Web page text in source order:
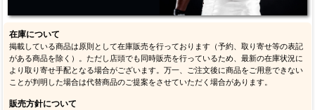
在庫について
掲載している商品は原則として在庫販売を行っております（予約、取り寄せ等の表記
がある商品を除く）。ただし店頭でも同時販売を行っているため、最新の在庫状況に
より取り寄せ手配となる場合がございます。万一、ご注文後に商品をご用意できない
ことが判明した場合は代替商品のご提案をさせていただく場合があります。
販売方針について